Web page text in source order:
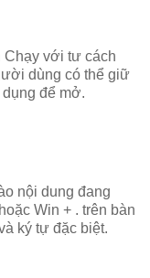
Chạy với tư cách
dùng có thể giữ
để mở.
nội dung đang
Win + . trên bàn
ký tự đặc biệt.